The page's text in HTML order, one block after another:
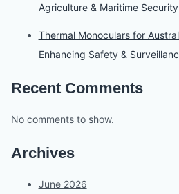
Agriculture & Maritime Security
Thermal Monoculars for
Enhancing Safety &
Recent Comments
No comments to show.
Archives
June 2026